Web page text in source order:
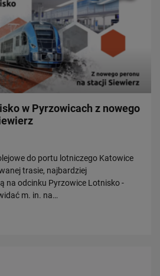
w Pyrzowicach z nowego
do portu lotniczego Katowice
trasie, najbardziej
na odcinku Pyrzowice Lotnisko -
m. in. na…